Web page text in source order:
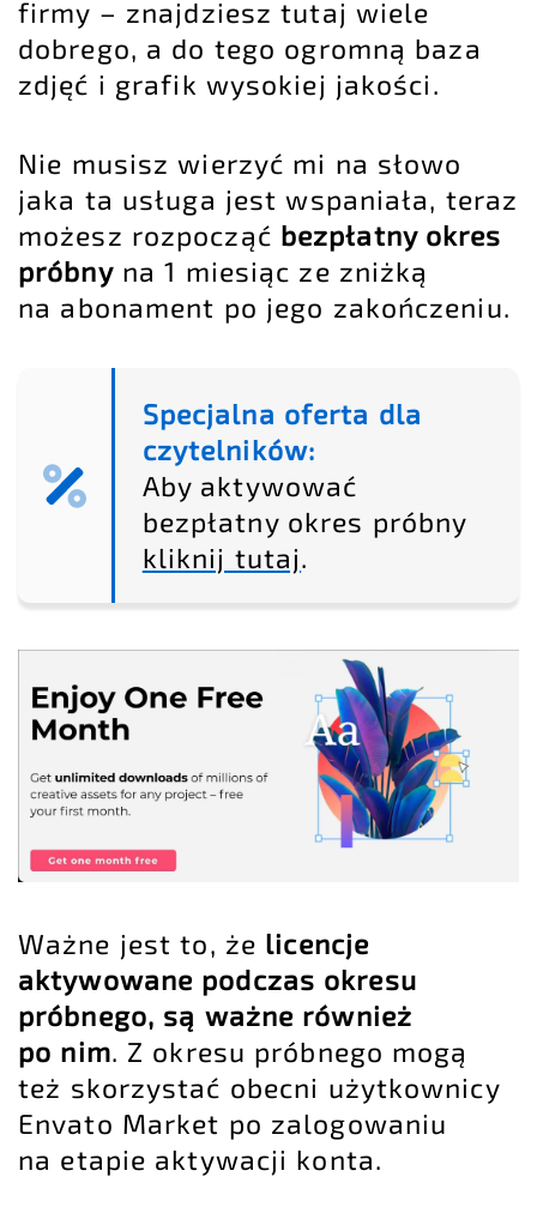
firmy – znajdziesz tutaj wiele
dobrego, a do tego ogromną baza
zdjęć i grafik wysokiej jakości.
Nie musisz wierzyć mi na słowo
jaka ta usługa jest wspaniała, teraz
możesz rozpocząć bezpłatny okres
próbnyna 1 miesiąc ze zniżką
na abonament po jego zakończeniu.
Specjalna oferta dla
czytelników:
Aby aktywować
bezpłatny okres próbny
kliknij tutaj.
Ważne jest to, że licencje
aktywowane podczas okresu
próbnego, są ważne również
po nim. Z okresu próbnego mogą
też skorzystać obecni użytkownicy
Envato Market po zalogowaniu
na etapie aktywacji konta.